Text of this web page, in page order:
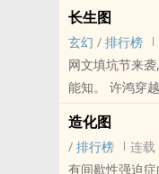
这位小师叔，
每一个动作，
此刻，他们才
苏隐：我就说
长生图
玄幻 / 排行榜
网文填坑节来
能知。 许鸿穿越异界，发现脑海中多出一卷《长生图》。依靠这个，不仅可以实时监控自己和别人的
要活一亿年。
本站提示：各
造化图
/ 排行榜
连载
有间歇性强迫症的学渣沈哲